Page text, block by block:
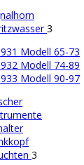
3
Modell 65-73
Modell 74-89
Modell 90-97
3